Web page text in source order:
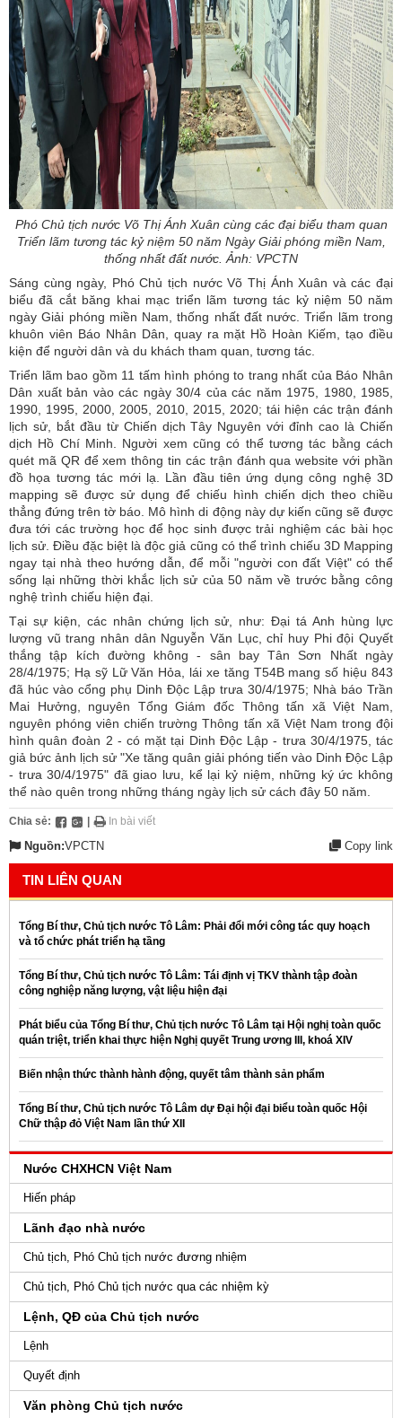
Phó Chủ tịch nước Võ Thị Ánh Xuân cùng các đại biểu tham quan
Triển lãm tương tác kỷ niệm 50 năm Ngày Giải phóng miền Nam,
thống nhất đất nước. Ảnh: VPCTN
Sáng cùng ngày, Phó Chủ tịch nước Võ Thị Ánh Xuân và các đại
biểu đã cắt băng khai mạc triển lãm tương tác kỷ niệm 50 năm
ngày Giải phóng miền Nam, thống nhất đất nước. Triển lãm trong
khuôn viên Báo Nhân Dân, quay ra mặt Hồ Hoàn Kiếm, tạo điều
kiện để người dân và du khách tham quan, tương tác.
Triển lãm bao gồm 11 tấm hình phóng to trang nhất của Báo Nhân
Dân xuất bản vào các ngày 30/4 của các năm 1975, 1980, 1985,
1990, 1995, 2000, 2005, 2010, 2015, 2020; tái hiện các trận đánh
lịch sử, bắt đầu từ Chiến dịch Tây Nguyên với đỉnh cao là Chiến
dịch Hồ Chí Minh. Người xem cũng có thể tương tác bằng cách
quét mã QR để xem thông tin các trận đánh qua website với phần
đồ họa tương tác mới lạ. Lần đầu tiên ứng dụng công nghệ 3D
mapping sẽ được sử dụng để chiếu hình chiến dịch theo chiều
thẳng đứng trên tờ báo. Mô hình di động này dự kiến cũng sẽ được
đưa tới các trường học để học sinh được trải nghiệm các bài học
lịch sử. Điều đặc biệt là độc giả cũng có thể trình chiếu 3D Mapping
ngay tại nhà theo hướng dẫn, để mỗi "người con đất Việt" có thể
sống lại những thời khắc lịch sử của 50 năm về trước bằng công
nghệ trình chiếu hiện đại.
Tại sự kiện, các nhân chứng lịch sử, như: Đại tá Anh hùng lực
lượng vũ trang nhân dân Nguyễn Văn Lục, chỉ huy Phi đội Quyết
thắng tập kích đường không - sân bay Tân Sơn Nhất ngày
28/4/1975; Hạ sỹ Lữ Văn Hỏa, lái xe tăng T54B mang số hiệu 843
đã húc vào cổng phụ Dinh Độc Lập trưa 30/4/1975; Nhà báo Trần
Mai Hưởng, nguyên Tổng Giám đốc Thông tấn xã Việt Nam,
nguyên phóng viên chiến trường Thông tấn xã Việt Nam trong đội
hình quân đoàn 2 - có mặt tại Dinh Độc Lập - trưa 30/4/1975, tác
giả bức ảnh lịch sử "Xe tăng quân giải phóng tiến vào Dinh Độc Lập
- trưa 30/4/1975" đã giao lưu, kể lại kỷ niệm, những ký ức không
thể nào quên trong những tháng ngày lịch sử cách đây 50 năm.
Chia sẻ: In bài viết
Nguồn:VPCTN Copy link
TIN LIÊN QUAN
Tổng Bí thư, Chủ tịch nước Tô Lâm: Phải đổi mới công tác quy hoạch
và tổ chức phát triển hạ tầng
Tổng Bí thư, Chủ tịch nước Tô Lâm: Tái định vị TKV thành tập đoàn
công nghiệp năng lượng, vật liệu hiện đại
Phát biểu của Tổng Bí thư, Chủ tịch nước Tô Lâm tại Hội nghị toàn quốc
quán triệt, triển khai thực hiện Nghị quyết Trung ương III, khoá XIV
Biến nhận thức thành hành động, quyết tâm thành sản phẩm
Tổng Bí thư, Chủ tịch nước Tô Lâm dự Đại hội đại biểu toàn quốc Hội
Chữ thập đỏ Việt Nam lần thứ XII
Nước CHXHCN Việt Nam
Hiến pháp
Lãnh đạo nhà nước
Chủ tịch, Phó Chủ tịch nước đương nhiệm
Chủ tịch, Phó Chủ tịch nước qua các nhiệm kỳ
Lệnh, QĐ của Chủ tịch nước
Lệnh
Quyết định
Văn phòng Chủ tịch nước